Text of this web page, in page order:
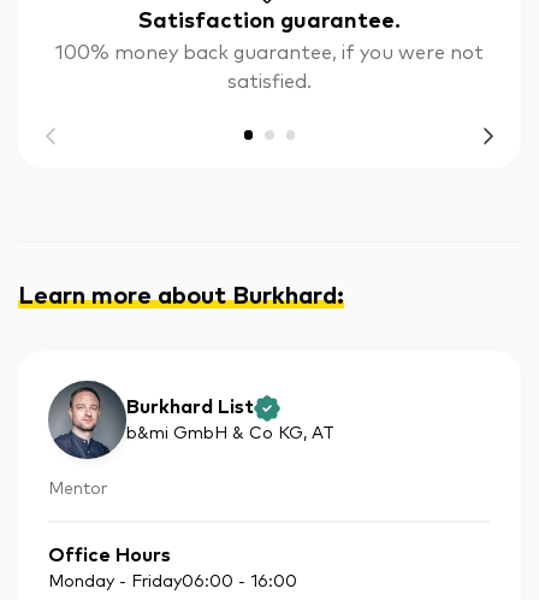
Satisfaction guarantee.
100% money back guarantee, if you were not
satisfied.
Learn more about Burkhard:
Burkhard List
b&mi GmbH & Co KG, AT
Mentor
Office Hours
Monday - Friday06:00 - 16:00